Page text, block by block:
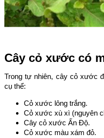
Cây cỏ xước có
Trong tự nhiên, cây cỏ xước
cụ thể:
Cỏ xước lông trắng.
Cỏ xước xù xì (nguyên
Cây cỏ xước Ấn Độ.
Cỏ xước màu xám đỏ.